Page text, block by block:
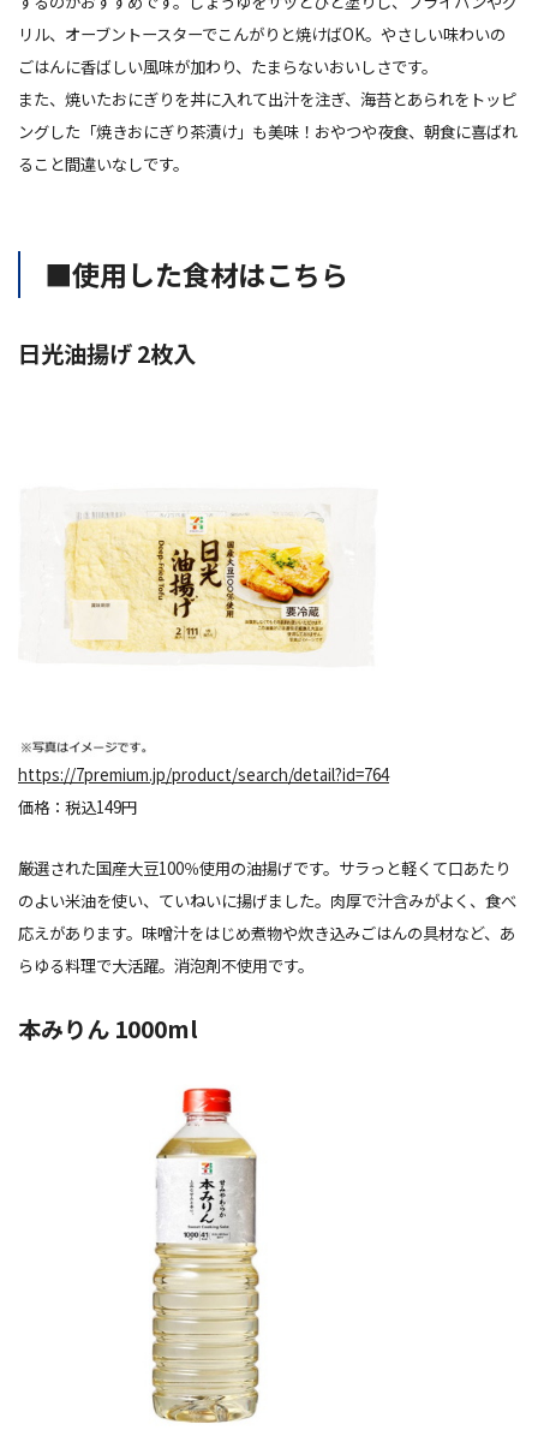
リル、オーブントースターでこんがりと焼けばOK。やさしい味わいの
ごはんに香ばしい風味が加わり、たまらないおいしさです。
また、焼いたおにぎりを丼に入れて出汁を注ぎ、海苔とあられをトッピ
ングした「焼きおにぎり茶漬け」も美味！おやつや夜食、朝食に喜ばれ
ること間違いなしです。
■使用した食材はこちら
日光油揚げ 2枚入
https://7premium.jp/product/search/detail?id=764
価格：税込149円
厳選された国産大豆100％使用の油揚げです。サラっと軽くて口あたり
のよい米油を使い、ていねいに揚げました。肉厚で汁含みがよく、食べ
応えがあります。味噌汁をはじめ煮物や炊き込みごはんの具材など、あ
らゆる料理で大活躍。消泡剤不使用です。
本みりん 1000ml